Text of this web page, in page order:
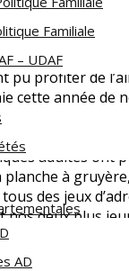
Familiale
– UDAF
AD
SCOTTI. On
la relève
pu profiter de
cette année de
château
Grâce à un
adultes ont
à
des jeux
nos deux plus
attardés le
scores.